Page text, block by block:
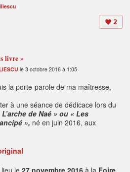
iliescu
2
livre »
le 3 octobre 2016 à 1:05
la porte-parole de ma maîtresse,
à une séance de dédicace lors du
L’arche de Naé » ou « Les
», né en juin 2016, aux